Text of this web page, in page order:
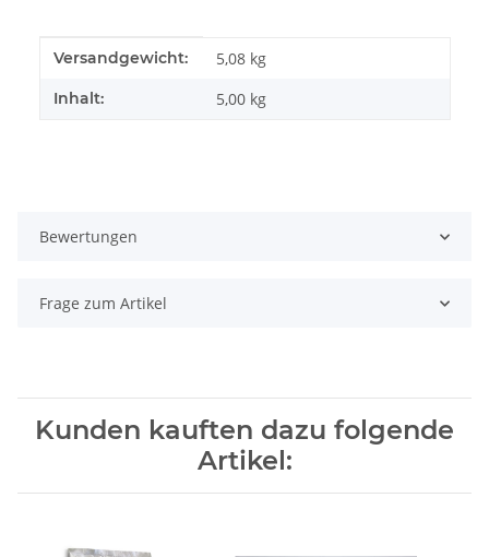
Produkteigenschaft
Wert
Versandgewicht: 5,08 kg
Inhalt: 5,00 kg
Bewertungen
Frage zum Artikel
Kunden kauften dazu folgende
Artikel: